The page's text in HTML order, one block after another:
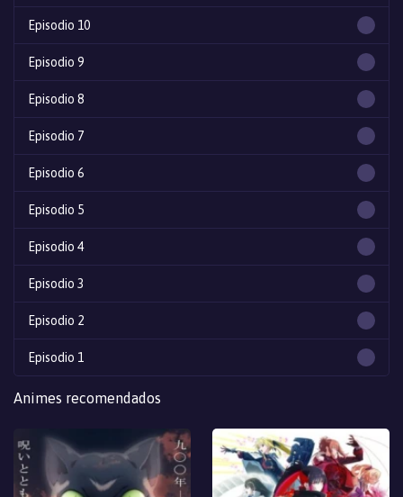
Episodio 10
Episodio 9
Episodio 8
Episodio 7
Episodio 6
Episodio 5
Episodio 4
Episodio 3
Episodio 2
Episodio 1
Animes recomendados